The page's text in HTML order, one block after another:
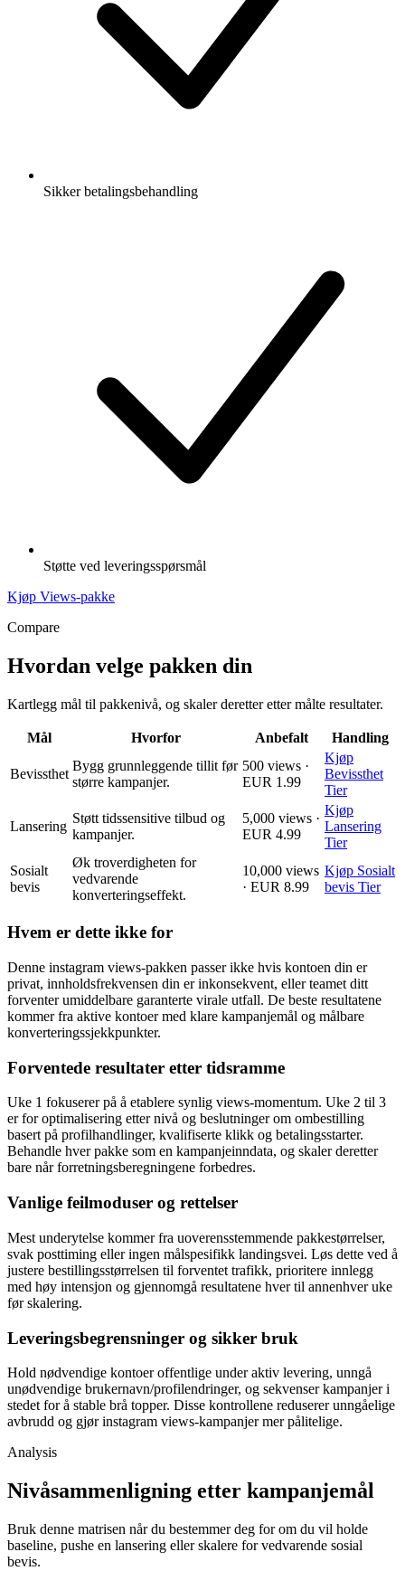
Sikker betalingsbehandling
Støtte ved leveringsspørsmål
Kjøp Views-pakke
Compare
Hvordan velge pakken din
Kartlegg mål til pakkenivå, og skaler deretter etter målte resultater.
Mål Hvorfor Anbefalt Handling
Bevissthet
Bygg grunnleggende tillit før
større kampanjer.
500 views ·
EUR 1.99
Kjøp
Bevissthet
Tier
Lansering
Støtt tidssensitive tilbud og
kampanjer.
5,000 views ·
EUR 4.99
Kjøp
Lansering
Tier
Sosialt
bevis
Øk troverdigheten for
vedvarende
konverteringseffekt.
10,000 views
· EUR 8.99
Kjøp Sosialt
bevis Tier
Hvem er dette ikke for
Denne instagram views-pakken passer ikke hvis kontoen din er
privat, innholdsfrekvensen din er inkonsekvent, eller teamet ditt
forventer umiddelbare garanterte virale utfall. De beste resultatene
kommer fra aktive kontoer med klare kampanjemål og målbare
konverteringssjekkpunkter.
Forventede resultater etter tidsramme
Uke 1 fokuserer på å etablere synlig views-momentum. Uke 2 til 3
er for optimalisering etter nivå og beslutninger om ombestilling
basert på profilhandlinger, kvalifiserte klikk og betalingsstarter.
Behandle hver pakke som en kampanjeinndata, og skaler deretter
bare når forretningsberegningene forbedres.
Vanlige feilmoduser og rettelser
Mest underytelse kommer fra uoverensstemmende pakkestørrelser,
svak posttiming eller ingen målspesifikk landingsvei. Løs dette ved å
justere bestillingsstørrelsen til forventet trafikk, prioritere innlegg
med høy intensjon og gjennomgå resultatene hver til annenhver uke
før skalering.
Leveringsbegrensninger og sikker bruk
Hold nødvendige kontoer offentlige under aktiv levering, unngå
unødvendige brukernavn/profilendringer, og sekvenser kampanjer i
stedet for å stable brå topper. Disse kontrollene reduserer unngåelige
avbrudd og gjør instagram views-kampanjer mer pålitelige.
Analysis
Nivåsammenligning etter kampanjemål
Bruk denne matrisen når du bestemmer deg for om du vil holde
baseline, pushe en lansering eller skalere for vedvarende sosial
bevis.